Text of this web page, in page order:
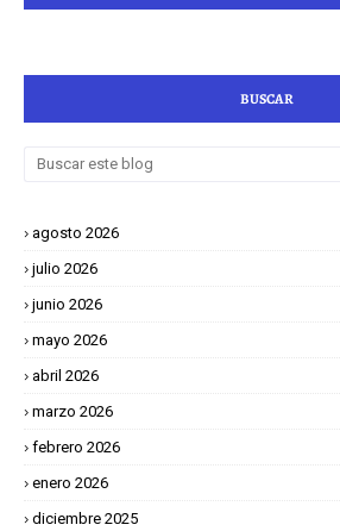
BUSCAR
agosto 2026
julio 2026
junio 2026
mayo 2026
abril 2026
marzo 2026
febrero 2026
enero 2026
diciembre 2025